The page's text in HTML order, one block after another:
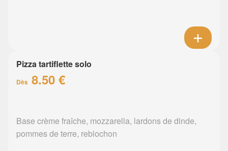
Pizza tartiflette solo
Dès 8.50 €
Base crème fraîche, mozzarella, lardons de dinde,
pommes de terre, reblochon